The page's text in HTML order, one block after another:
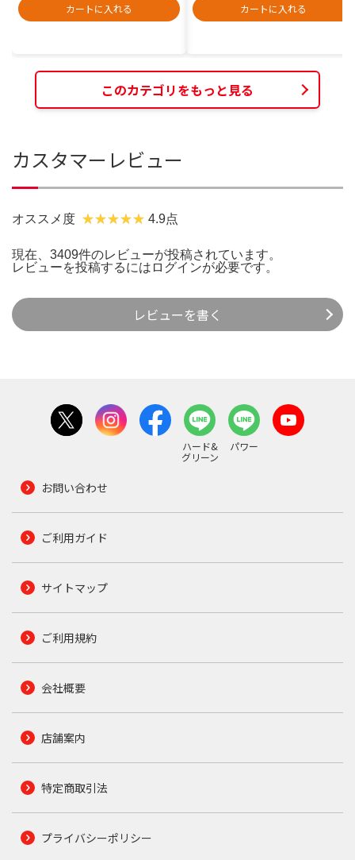
カートに入れる
カートに入れる
このカテゴリをもっと見る
カスタマーレビュー
オススメ度 4.9点
現在、3409件のレビューが投稿されています。
レビューを投稿するには ログインが必要です。
レビューを書く
ハード&
グリーン
パワー
お問い合わせ
ご利用ガイド
サイトマップ
ご利用規約
会社概要
店舗案内
特定商取引法
プライバシーポリシー